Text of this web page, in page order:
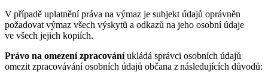
V případě uplatnění práva na výmaz je subjekt údajů oprávněn
požadovat výmaz všech výskytů a odkazů na jeho osobní údaje
ve všech jejich kopiích.
Právo na omezení zpracováníukládá správci osobních údajů
omezit zpracovávání osobních údajů občana z následujících důvodů: